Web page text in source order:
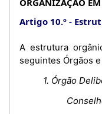
Artigo 10.º
A estrutura
seguintes Órgãos
1. Órgão